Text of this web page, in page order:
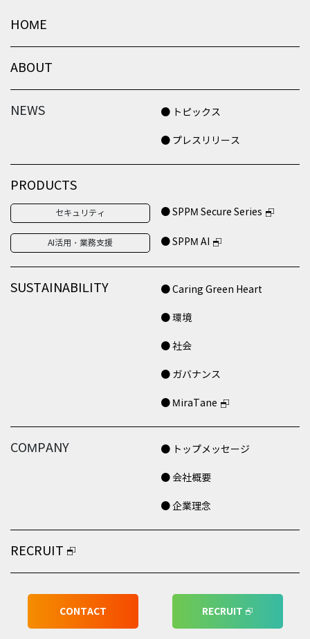
HOME
ABOUT
NEWS ● トピックス
● プレスリリース
PRODUCTS
セキュリティ ● SPPM Secure Series
AI活用・業務支援 ● SPPM AI
SUSTAINABILITY ● Caring Green Heart
● 環境
● 社会
● ガバナンス
● MiraTane
COMPANY ● トップメッセージ
● 会社概要
● 企業理念
RECRUIT
CONTACT RECRUIT